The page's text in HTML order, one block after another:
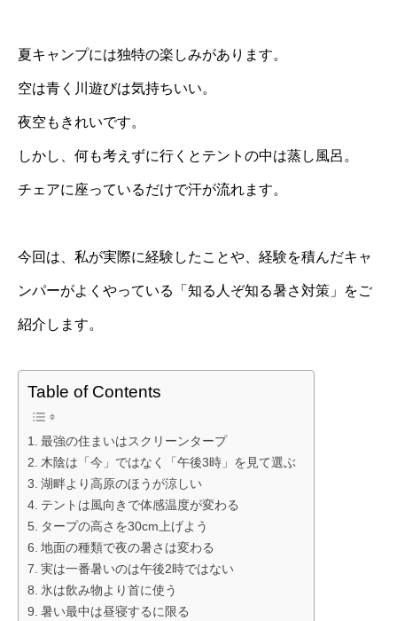
夏キャンプには独特の楽しみがあります。
空は青く川遊びは気持ちいい。
夜空もきれいです。
しかし、何も考えずに行くとテントの中は蒸し風呂。
チェアに座っているだけで汗が流れます。
今回は、私が実際に経験したことや、経験を積んだキャ
ンパーがよくやっている「知る人ぞ知る暑さ対策」をご
紹介します。
Table of Contents
最強の住まいはスクリーンタープ
木陰は「今」ではなく「午後3時」を見て選ぶ
湖畔より高原のほうが涼しい
テントは風向きで体感温度が変わる
タープの高さを30cm上げよう
地面の種類で夜の暑さは変わる
実は一番暑いのは午後2時ではない
氷は飲み物より首に使う
暑い最中は昼寝するに限る